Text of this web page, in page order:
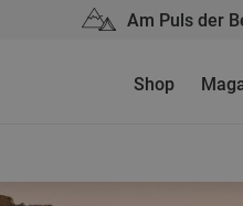
Am Puls der
Shop